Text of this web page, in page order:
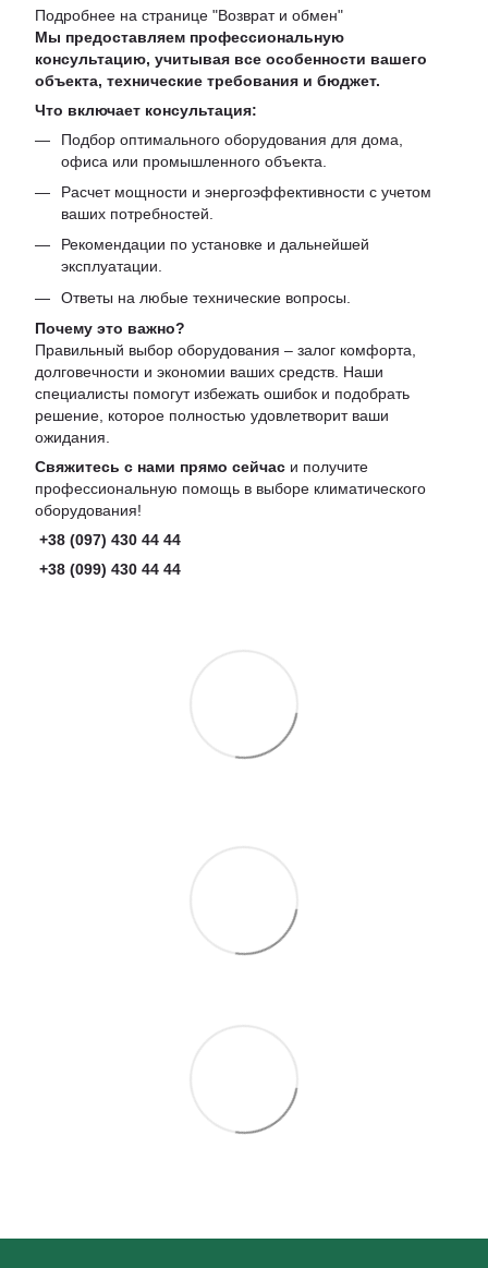
Подробнее на странице "Возврат и обмен"
Мы предоставляем профессиональную
консультацию, учитывая все особенности вашего
объекта, технические требования и бюджет.
Что включает консультация:
Подбор оптимального оборудования для дома,
офиса или промышленного объекта.
Расчет мощности и энергоэффективности с учетом
ваших потребностей.
Рекомендации по установке и дальнейшей
эксплуатации.
Ответы на любые технические вопросы.
Почему это важно?
Правильный выбор оборудования – залог комфорта,
долговечности и экономии ваших средств. Наши
специалисты помогут избежать ошибок и подобрать
решение, которое полностью удовлетворит ваши
ожидания.
Свяжитесь с нами прямо сейчас и получите
профессиональную помощь в выборе климатического
оборудования!
+38 (097) 430 44 44
+38 (099) 430 44 44